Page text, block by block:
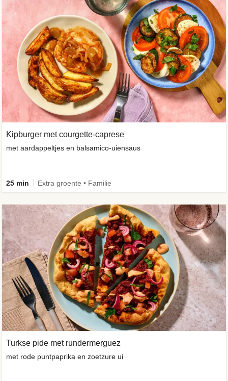
Kipburger met courgette-caprese
met aardappeltjes en balsamico-uiensaus
25 min Extra groente • Familie
Turkse pide met rundermerguez
met rode puntpaprika en zoetzure ui